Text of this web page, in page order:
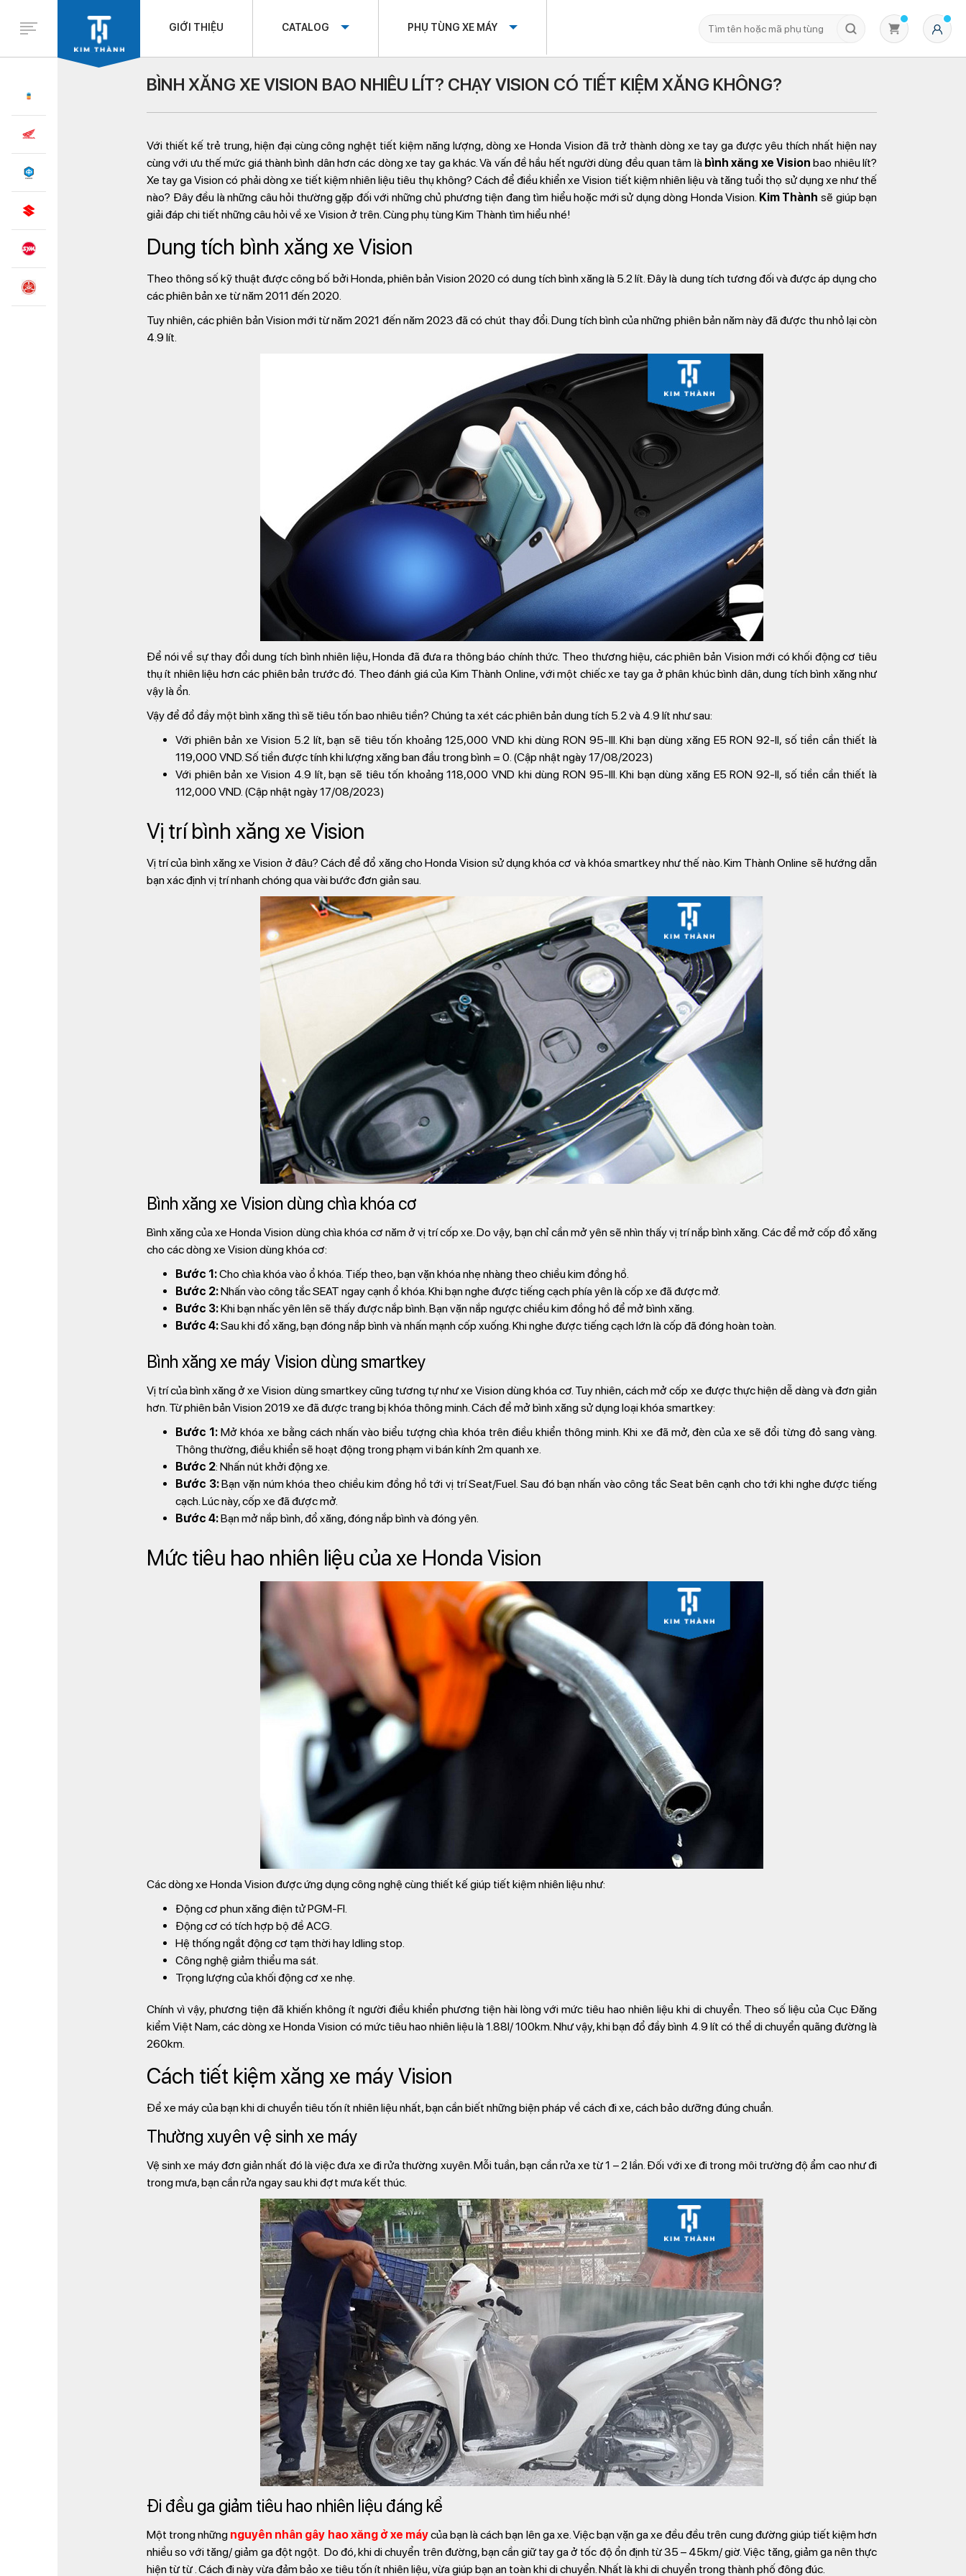
GIỚI THIỆU CATALOG PHỤ TÙNG XE MÁY
Không có sản phẩm nào trong giỏ hàng
BÌNH XĂNG XE VISION BAO NHIÊU LÍT? CHẠY VISION CÓ TIẾT KIỆM XĂNG KHÔNG?
Với thiết kế trẻ trung, hiện đại cùng công nghệt tiết kiệm năng lượng, dòng xe Honda Vision đã trở thành dòng xe tay ga được yêu thích nhất hiện nay
cùng với ưu thế mức giá thành bình dân hơn các dòng xe tay ga khác. Và vấn đề hầu hết người dùng đều quan tâm là bình xăng xe Vision bao nhiêu lít?
Xe tay ga Vision có phải dòng xe tiết kiệm nhiên liệu tiêu thụ không? Cách để điều khiển xe Vision tiết kiệm nhiên liệu và tăng tuổi thọ sử dụng xe như thế
nào? Đây đều là những câu hỏi thường gặp đối với những chủ phương tiện đang tìm hiểu hoặc mới sử dụng dòng Honda Vision. Kim Thành sẽ giúp bạn
giải đáp chi tiết những câu hỏi về xe Vision ở trên. Cùng phụ tùng Kim Thành tìm hiểu nhé!
Dung tích bình xăng xe Vision
Theo thông số kỹ thuật được công bố bởi Honda, phiên bản Vision 2020 có dung tích bình xăng là 5.2 lít. Đây là dung tích tương đối và được áp dụng cho
các phiên bản xe từ năm 2011 đến 2020.
Tuy nhiên, các phiên bản Vision mới từ năm 2021 đến năm 2023 đã có chút thay đổi. Dung tích bình của những phiên bản năm này đã được thu nhỏ lại còn
4.9 lít.
Để nói về sự thay đổi dung tích bình nhiên liệu, Honda đã đưa ra thông báo chính thức. Theo thương hiệu, các phiên bản Vision mới có khối động cơ tiêu
thụ ít nhiên liệu hơn các phiên bản trước đó. Theo đánh giá của Kim Thành Online, với một chiếc xe tay ga ở phân khúc bình dân, dung tích bình xăng như
vậy là ổn.
Vậy để đổ đầy một bình xăng thì sẽ tiêu tốn bao nhiêu tiền? Chúng ta xét các phiên bản dung tích 5.2 và 4.9 lít như sau:
Với phiên bản xe Vision 5.2 lít, bạn sẽ tiêu tốn khoảng 125,000 VND khi dùng RON 95‑III. Khi bạn dùng xăng E5 RON 92‑II, số tiền cần thiết là
119,000 VND. Số tiền được tính khi lượng xăng ban đầu trong bình = 0. (Cập nhật ngày 17/08/2023)
Với phiên bản xe Vision 4.9 lít, bạn sẽ tiêu tốn khoảng 118,000 VND khi dùng RON 95‑III. Khi bạn dùng xăng E5 RON 92‑II, số tiền cần thiết là
112,000 VND. (Cập nhật ngày 17/08/2023)
Vị trí bình xăng xe Vision
Vị trí của bình xăng xe Vision ở đâu? Cách để đổ xăng cho Honda Vision sử dụng khóa cơ và khóa smartkey như thế nào. Kim Thành Online sẽ hướng dẫn
bạn xác định vị trí nhanh chóng qua vài bước đơn giản sau.
Bình xăng xe Vision dùng chìa khóa cơ
Bình xăng của xe Honda Vision dùng chìa khóa cơ năm ở vị trí cốp xe. Do vậy, bạn chỉ cần mở yên sẽ nhìn thấy vị trí nắp bình xăng. Các để mở cốp đổ xăng
cho các dòng xe Vision dùng khóa cơ:
Bước 1:Cho chìa khóa vào ổ khóa. Tiếp theo, bạn vặn khóa nhẹ nhàng theo chiều kim đồng hồ.
Bước 2:Nhấn vào công tắc SEAT ngay cạnh ổ khóa. Khi bạn nghe được tiếng cạch phía yên là cốp xe đã được mở.
Bước 3:Khi bạn nhấc yên lên sẽ thấy được nắp bình. Bạn vặn nắp ngược chiều kim đồng hồ để mở bình xăng.
Bước 4:Sau khi đổ xăng, bạn đóng nắp bình và nhấn mạnh cốp xuống. Khi nghe được tiếng cạch lớn là cốp đã đóng hoàn toàn.
Bình xăng xe máy Vision dùng smartkey
Vị trí của bình xăng ở xe Vision dùng smartkey cũng tương tự như xe Vision dùng khóa cơ. Tuy nhiên, cách mở cốp xe được thực hiện dễ dàng và đơn giản
hơn. Từ phiên bản Vision 2019 xe đã được trang bị khóa thông minh. Cách để mở bình xăng sử dụng loại khóa smartkey:
Bước 1: Mở khóa xe bằng cách nhấn vào biểu tượng chìa khóa trên điều khiển thông minh. Khi xe đã mở, đèn của xe sẽ đổi từng đỏ sang vàng.
Thông thường, điều khiển sẽ hoạt động trong phạm vi bán kính 2m quanh xe.
Bước 2: Nhấn nút khởi động xe.
Bước 3:Bạn vặn núm khóa theo chiều kim đồng hồ tới vị trí Seat/Fuel. Sau đó bạn nhấn vào công tắc Seat bên cạnh cho tới khi nghe được tiếng
cạch. Lúc này, cốp xe đã được mở.
Bước 4:Bạn mở nắp bình, đổ xăng, đóng nắp bình và đóng yên.
Mức tiêu hao nhiên liệu của xe Honda Vision
Các dòng xe Honda Vision được ứng dụng công nghệ cùng thiết kế giúp tiết kiệm nhiên liệu như:
Động cơ phun xăng điện tử PGM-FI.
Động cơ có tích hợp bộ đề ACG.
Hệ thống ngắt động cơ tạm thời hay Idling stop.
Công nghệ giảm thiểu ma sát.
Trọng lượng của khối động cơ xe nhẹ.
Chính vì vậy, phương tiện đã khiến không ít người điều khiển phương tiện hài lòng với mức tiêu hao nhiên liệu khi di chuyển. Theo số liệu của Cục Đăng
kiểm Việt Nam, các dòng xe Honda Vision có mức tiêu hao nhiên liệu là 1.88l/ 100km. Như vậy, khi bạn đổ đầy bình 4.9 lít có thể di chuyển quãng đường là
260km.
Cách tiết kiệm xăng xe máy Vision
Để xe máy của bạn khi di chuyển tiêu tốn ít nhiên liệu nhất, bạn cần biết những biện pháp về cách đi xe, cách bảo dưỡng đúng chuẩn.
Thường xuyên vệ sinh xe máy
Vệ sinh xe máy đơn giản nhất đó là việc đưa xe đi rửa thường xuyên. Mỗi tuần, bạn cần rửa xe từ 1 – 2 lần. Đối với xe đi trong môi trường độ ẩm cao như đi
trong mưa, bạn cần rửa ngay sau khi đợt mưa kết thúc.
Đi đều ga giảm tiêu hao nhiên liệu đáng kể
Một trong những nguyên nhân gây hao xăng ở xe máycủa bạn là cách bạn lên ga xe. Việc bạn vặn ga xe đều đều trên cung đường giúp tiết kiệm hơn
nhiều so với tăng/ giảm ga đột ngột. Do đó, khi di chuyển trên đường, bạn cần giữ tay ga ở tốc độ ổn định từ 35 – 45km/ giờ. Việc tăng, giảm ga nên thực
hiện từ từ . Cách đi này vừa đảm bảo xe tiêu tốn ít nhiên liệu, vừa giúp bạn an toàn khi di chuyển. Nhất là khi di chuyển trong thành phố đông đúc.